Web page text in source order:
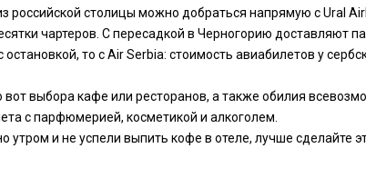
столицы можно добраться напрямую с Ural
чартеров. С пересадкой в Черногорию доставляют
то с Air Serbia: стоимость авиабилетов у
выбора кафе или ресторанов, а также обилия
с парфюмерией, косметикой и алкоголем.
утром и не успели выпить кофе в отеле, лучше сделайте